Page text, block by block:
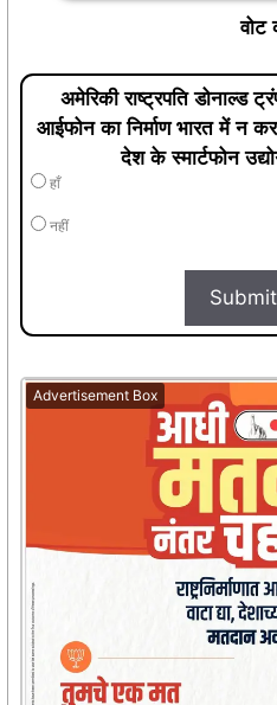
वोट
अमेरिकी राष्ट्रपति
आईफोन का निर्माण भारत में न
देश के स्मार्टफोन
हाँ
नहीं
Advertisement Box